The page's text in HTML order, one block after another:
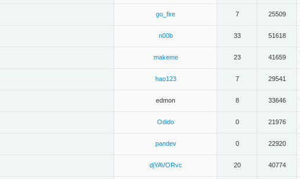
go_fire 7 25509
n00b 33 51618
makeme 23 41659
hao123 7 29541
edmon 8 33646
Odido 0 21976
pandev 0 22920
djYAVORvc 20 40774